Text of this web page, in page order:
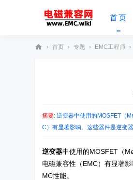
首页
术
› 首页 › 专题 › EMC工程师 ›
摘要: 逆变器中使用的MOSFET（
C）有显著影响。这些器件是逆变
逆变器中使用的MOSFET（
电磁兼容性（EMC）有显著
MC性能。